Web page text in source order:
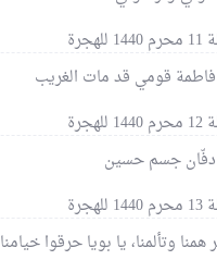
فاطمة قومي قد مات الغريب
للهجرة
دفّان جسم حسين
للهجرة
همنا وتألمنا، يا بويا حرقوا خيامنا